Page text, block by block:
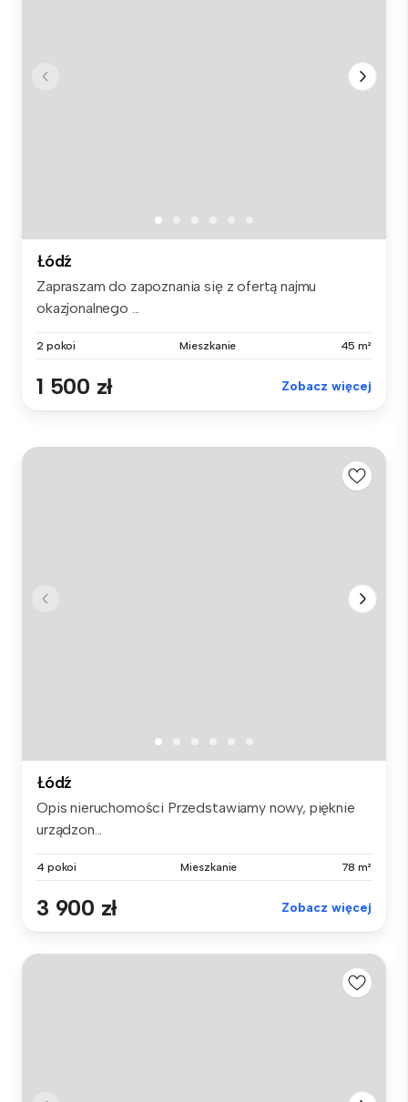
Łódź
Zapraszam do zapoznania się z ofertą najmu
okazjonalnego ...
2 pokoi Mieszkanie 45 m²
1 500 zł Zobacz więcej
Łódź
Opis nieruchomości Przedstawiamy nowy, pięknie
urządzon...
4 pokoi Mieszkanie 78 m²
3 900 zł Zobacz więcej